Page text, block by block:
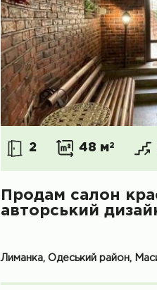
2 48 м2
Продам салон
авторський
Лиманка, Одеський район,